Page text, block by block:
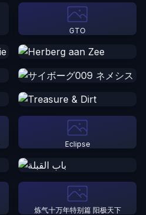
GTO
Eclipse
炼气十万年特别篇 阳极天下